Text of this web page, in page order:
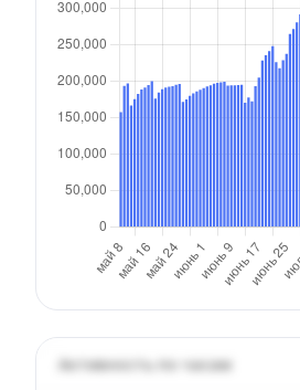
Активность по часам